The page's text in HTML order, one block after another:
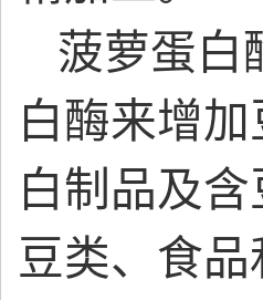
菠萝蛋白
白酶来增
白制品及
豆类、食